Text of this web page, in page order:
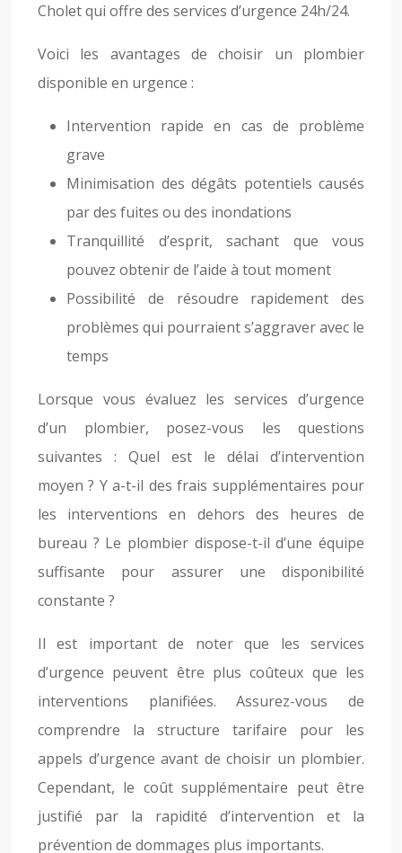
Cholet qui offre des services d’urgence 24h/24.
Voici les avantages de choisir un plombier
disponible en urgence :
Intervention rapide en cas de problème
grave
Minimisation des dégâts potentiels causés
par des fuites ou des inondations
Tranquillité d’esprit, sachant que vous
pouvez obtenir de l’aide à tout moment
Possibilité de résoudre rapidement des
problèmes qui pourraient s’aggraver avec le
temps
Lorsque vous évaluez les services d’urgence
d’un plombier, posez-vous les questions
suivantes : Quel est le délai d’intervention
moyen ? Y a-t-il des frais supplémentaires pour
les interventions en dehors des heures de
bureau ? Le plombier dispose-t-il d’une équipe
suffisante pour assurer une disponibilité
constante ?
Il est important de noter que les services
d’urgence peuvent être plus coûteux que les
interventions planifiées. Assurez-vous de
comprendre la structure tarifaire pour les
appels d’urgence avant de choisir un plombier.
Cependant, le coût supplémentaire peut être
justifié par la rapidité d’intervention et la
prévention de dommages plus importants.